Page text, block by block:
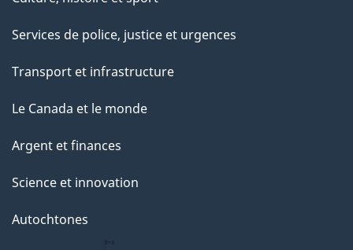
Services de police, justice et urgences
Transport et infrastructure
Le Canada et le monde
Argent et finances
Science et innovation
Autochtones